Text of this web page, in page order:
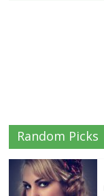
Random Picks